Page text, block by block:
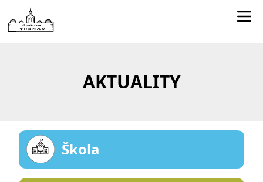
Kontakty
AKTUALITY
Škola